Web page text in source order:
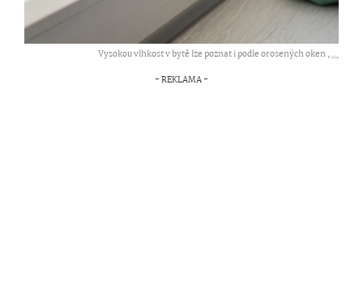
Vysokou vlhkost v bytě lze poznat i podle orosených oken ,...